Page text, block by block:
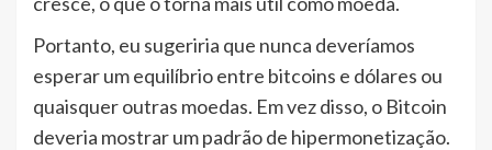
Portanto, eu sugeriria que nunca deveríamos
esperar um equilíbrio entre bitcoins e dólares ou
quaisquer outras moedas. Em vez disso, o Bitcoin
deveria mostrar um padrão de hipermonetização.